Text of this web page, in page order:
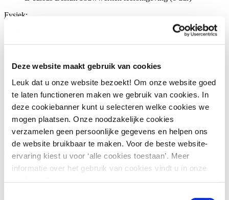
Deze website maakt gebruik van cookies
Leuk dat u onze website bezoekt! Om onze website goed
te laten functioneren maken we gebruik van cookies. In
deze cookiebanner kunt u selecteren welke cookies we
mogen plaatsen. Onze noodzakelijke cookies
verzamelen geen persoonlijke gegevens en helpen ons
de website bruikbaar te maken. Voor de beste website-
ervaring kiest u voor ‘alle cookies toestaan’. Meer
informatie over het gebruik van cookies vindt u in onze
Fysiek:
Afstemming met bevoegd gezag en participatie
Regels in omgevingsplan en omgevingsverordening
OPA of BOPA?
Casus: tijdelijke bouw in natuurgebied vs. definitieve
infrastructuur
Dag 8: Financieel-juridische spelregels- Johan Kraan en Thomas
van Oosten
E-cursus Grondbeleid Omgevingswet (5 uur)
Fysiek: